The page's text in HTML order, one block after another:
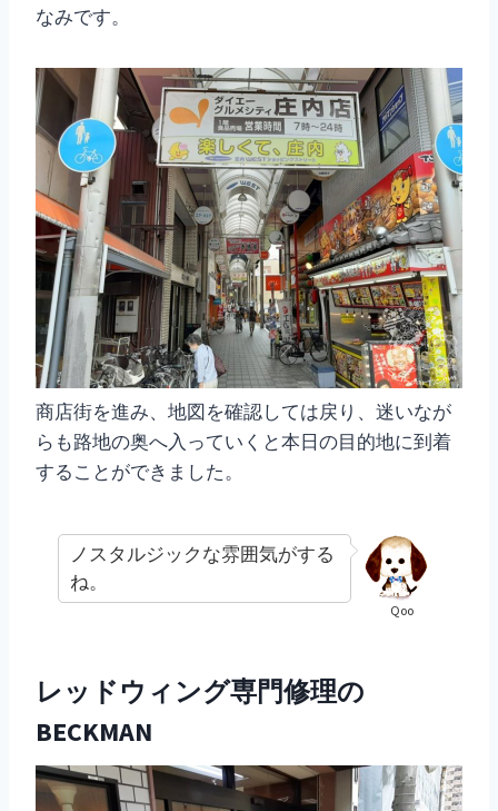
なみです。
商店街を進み、地図を確認しては戻り、迷いなが
らも路地の奥へ入っていくと本日の目的地に到着
することができました。
Qoo
ノスタルジックな雰囲気がする
ね。
レッドウィング専門修理の
BECKMAN